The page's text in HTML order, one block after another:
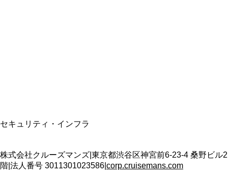
セキュリティ・インフラ
株式会社クルーズマンズ 東京都渋谷区神宮前6-23-4 桑野ビル2
階 法人番号 3011301023586 corp.cruisemans.com